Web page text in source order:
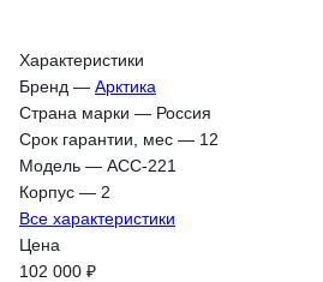
Характеристики
Бренд — Арктика
Страна марки — Россия
Срок гарантии, мес — 12
Модель — АСС-221
Корпус — 2
Все характеристики
Цена
102 000 ₽